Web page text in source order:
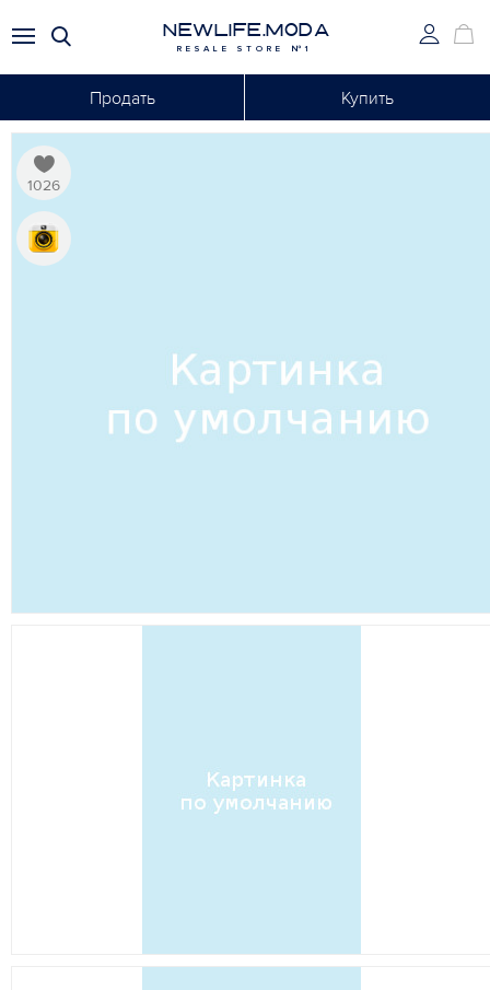
NEWLIFE.MODA
RESALE STORE №1
Продать Купить
1026